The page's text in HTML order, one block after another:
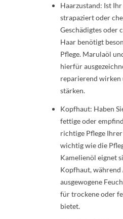
Haarzustand: Ist
strapaziert oder
Geschädigtes oder
Haar benötigt
Pflege. Marulaöl
hierfür
reparierend
stärken.
Kopfhaut: Haben
fettige oder
richtige Pflege
wichtig wie die
Kamelienöl eignet
Kopfhaut, während
ausgewogene
für trockene oder
bietet.